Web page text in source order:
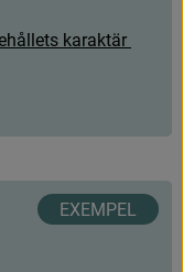
hållets karaktär